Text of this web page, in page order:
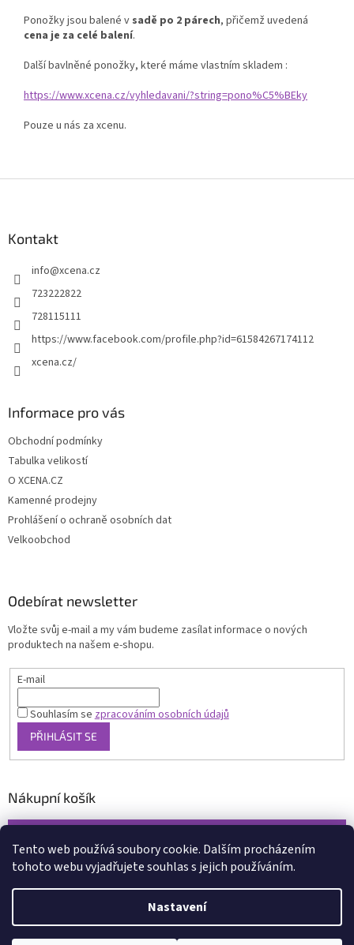
Tento web používá soubory cookie. Dalším procházením
tohoto webu vyjadřujete souhlas s jejich používáním.
Nastavení
Ponožky jsou balené v sadě po 2 párech, přičemž uvedená
cena je za celé balení.
Další bavlněné ponožky, které máme vlastním skladem :
https://www.xcena.cz/vyhledavani/?string=pono%C5%BEky
Pouze u nás za xcenu.
Kontakt
info@xcena.cz
723222822
728115111
https://www.facebook.com/profile.php?id=61584267174112
xcena.cz/
Informace pro vás
Obchodní podmínky
Tabulka velikostí
O XCENA.CZ
Kamenné prodejny
Prohlášení o ochraně osobních dat
Velkoobchod
Odebírat newsletter
Vložte svůj e-mail a my vám budeme zasílat informace o nových
produktech na našem e-shopu.
E-mail
Souhlasím sezpracováním osobních údajů
PŘIHLÁSIT SE
Nákupní košík
Vytvořil Shoptet
Copyright 2026www.xcena.cz. Všechna práva vyhrazena.Upravit